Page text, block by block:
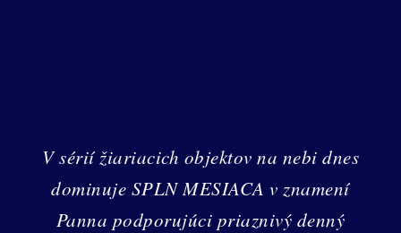
V sérií žiariacich objektov na nebi dnes
dominuje SPLN MESIACA v znamení
Panna podporujúci priaznivý denný